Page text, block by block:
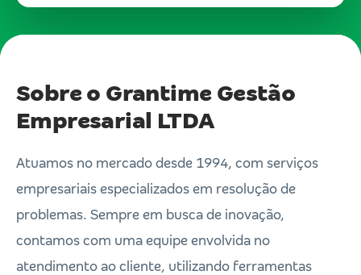
Sobre o Grantime Gestão
Empresarial LTDA
Atuamos no mercado desde 1994, com serviços
empresariais especializados em resolução de
problemas. Sempre em busca de inovação,
contamos com uma equipe envolvida no
atendimento ao cliente, utilizando ferramentas